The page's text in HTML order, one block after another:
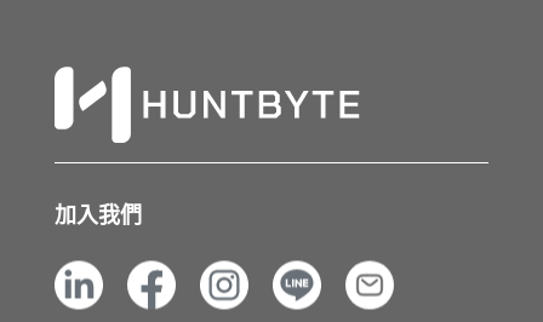
加入我們